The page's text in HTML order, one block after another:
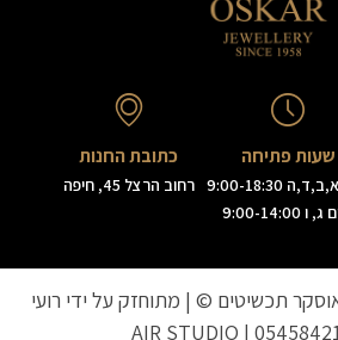
שעות פתיחה
9:00-18:30
ו 9:00-14:00
כתובת החנות
רחוב הרצל 45, חיפה
תכשיטים © | מתוחזק על ידי רועי
AIR STUDIO |